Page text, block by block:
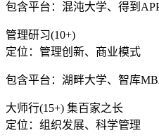
包含平台：混沌大学、得到
管理研习(10+)
定位：管理创新、商业模式
包含平台：湖畔大学、智库
大师行(15+) 集百家之长
定位：组织发展、科学管理